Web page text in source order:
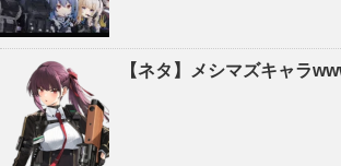
【ネタ】メシマズキャラ